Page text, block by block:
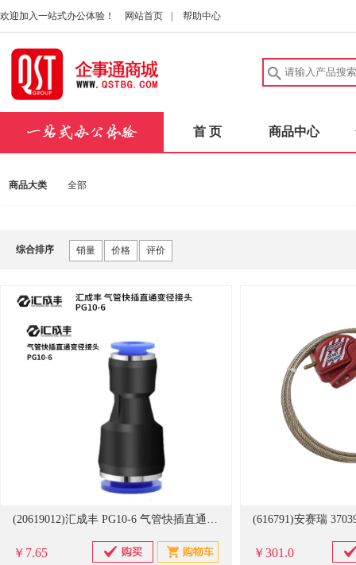
欢迎加入一站式办公体验！ 网站首页 帮助中心
首 页 商品中心
商品大类 全部
综合排序 销量 价格 评价
(20619012)汇成丰 PG10-6 气管快插直通变径接头(单位：个)
￥7.65 ￥301.0